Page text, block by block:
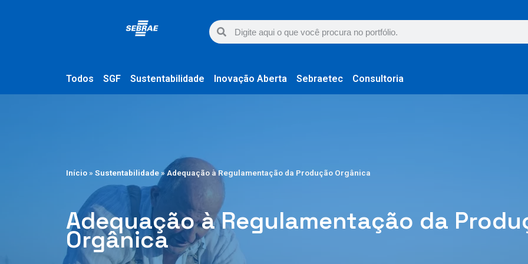
Todos SGF Sustentabilidade Inovação Aberta Sebraetec Consultoria
Início» Sustentabilidade »Adequação à Regulamentação da Produção Orgânica
Adequação à Regulamentação da
Orgânica